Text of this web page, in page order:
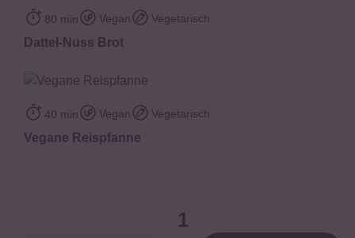
80 min Vegan Vegetarisch
Dattel-Nuss Brot
40 min Vegan Vegetarisch
Vegane Reispfanne
1